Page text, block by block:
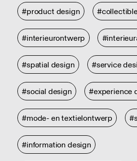
#product design
#interieurontwerp
#spatial design #service
#social design #experience
#mode- en textielontwerp
#information design